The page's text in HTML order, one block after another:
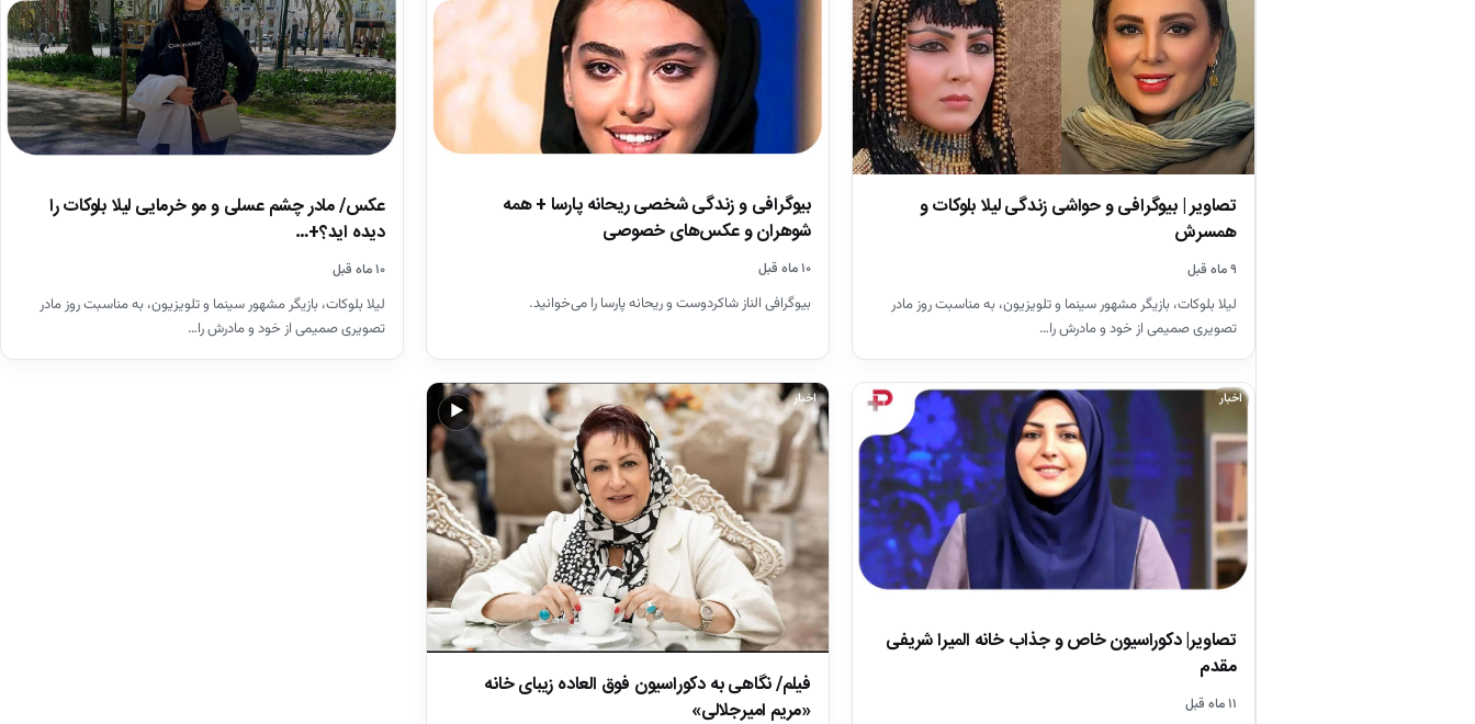
تصاویر | بیوگرافی و حواشی زندگی لیلا بلوکات و
همسرش
۹ ماه قبل
لیلا بلوکات، بازیگر مشهور سینما و تلویزیون، به مناسبت روز مادر
تصویری صمیمی از خود و مادرش را…
بیوگرافی و زندگی شخصی ریحانه پارسا + همه
شوهران و عکس‌های خصوصی
۱۰ ماه قبل
بیوگرافی الناز شاکردوست و ریحانه پارسا را می‌خوانید.
عکس/ مادر چشم عسلی و مو خرمایی لیلا بلوکات را
دیده اید؟+…
۱۰ ماه قبل
لیلا بلوکات، بازیگر مشهور سینما و تلویزیون، به مناسبت روز مادر
تصویری صمیمی از خود و مادرش را…
اخبار
تصاویر| دکوراسیون خاص و جذاب خانه المیرا شریفی
مقدم
۱۱ ماه قبل
▶
اخبار
فیلم/ نگاهی به دکوراسیون فوق العاده زیبای خانه
«مریم امیرجلالی»